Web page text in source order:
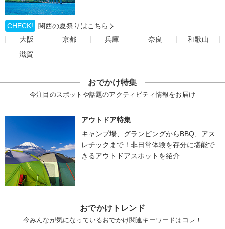
CHECK!
関西の夏祭りはこちら
大阪
京都 兵庫 奈良
和歌山
滋賀
おでかけ特集
今注目のスポットや話題のアクティビティ情報をお届け
アウトドア特集
キャンプ場、グランピングからBBQ、アス
レチックまで！非日常体験を存分に堪能で
きるアウトドアスポットを紹介
おでかけトレンド
今みんなが気になっているおでかけ関連キーワードはコレ！